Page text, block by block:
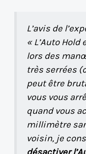
L’avis de
« L’Auto
lors des
très serrées
peut être
vous vous
quand vous
millimètre
voisin, je